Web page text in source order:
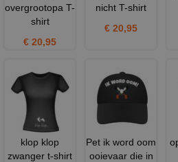
overgrootopa T-
shirt
€ 20,95
nicht T-shirt
€ 20,95
klop klop
zwanger t-shirt
Pet ik word oom
ooievaar die in